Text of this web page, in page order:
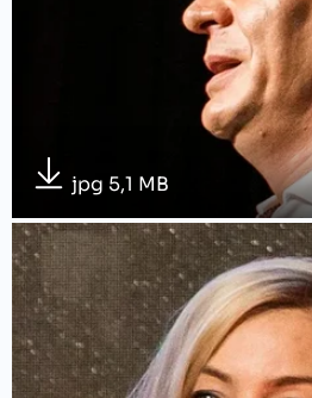
jpg 5,1 MB